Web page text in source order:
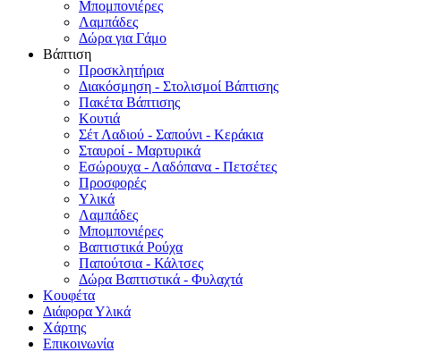
Μπομπονιέρες
Λαμπάδες
Δώρα για Γάμο
Βάπτιση
Προσκλητήρια
Διακόσμηση - Στολισμοί Βάπτισης
Πακέτα Βάπτισης
Κουτιά
Σέτ Λαδιού - Σαπούνι - Κεράκια
Σταυροί - Μαρτυρικά
Εσώρουχα - Λαδόπανα - Πετσέτες
Προσφορές
Υλικά
Λαμπάδες
Μπομπονιέρες
Βαπτιστικά Ρούχα
Παπούτσια - Κάλτσες
Δώρα Βαπτιστικά - Φυλαχτά
Κουφέτα
Διάφορα Υλικά
Χάρτης
Επικοινωνία